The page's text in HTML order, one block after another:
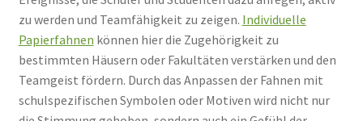
zu werden und Teamfähigkeit zu zeigen. Individuelle
Papierfahnen können hier die Zugehörigkeit zu
bestimmten Häusern oder Fakultäten verstärken und den
Teamgeist fördern. Durch das Anpassen der Fahnen mit
schulspezifischen Symbolen oder Motiven wird nicht nur